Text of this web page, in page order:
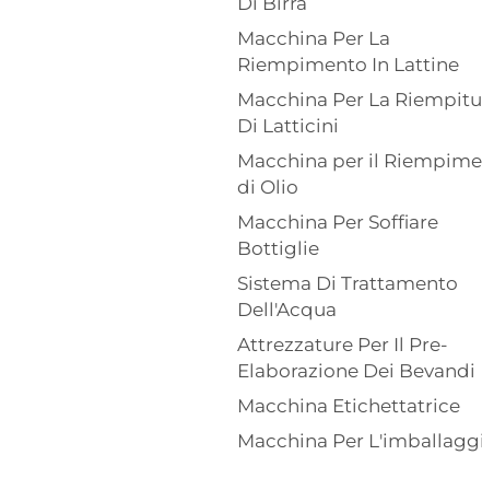
Macchina Per La
Riempimento In Lattine
Macchina Per La
Di Latticini
Macchina per il
di Olio
Macchina Per Soffiare
Bottiglie
Sistema Di Trattamento
Dell'Acqua
Attrezzature Per Il Pre-
Elaborazione Dei Bevandi
Macchina Etichettatrice
Macchina Per